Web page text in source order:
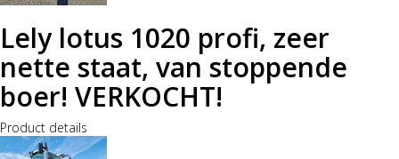
Lely lotus 1020 profi, zeer
nette staat, van stoppende
boer! VERKOCHT!
Product details